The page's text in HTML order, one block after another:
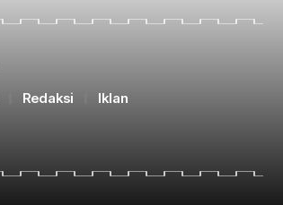
Redaksi Iklan